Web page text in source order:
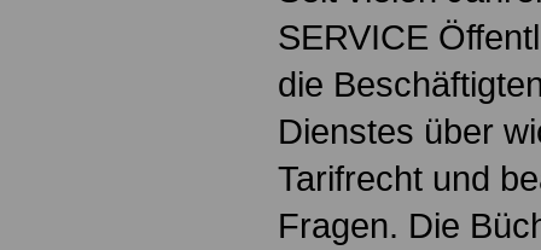
SERVICE
die
Dienstes über
Tarifrecht und
Fragen. Die